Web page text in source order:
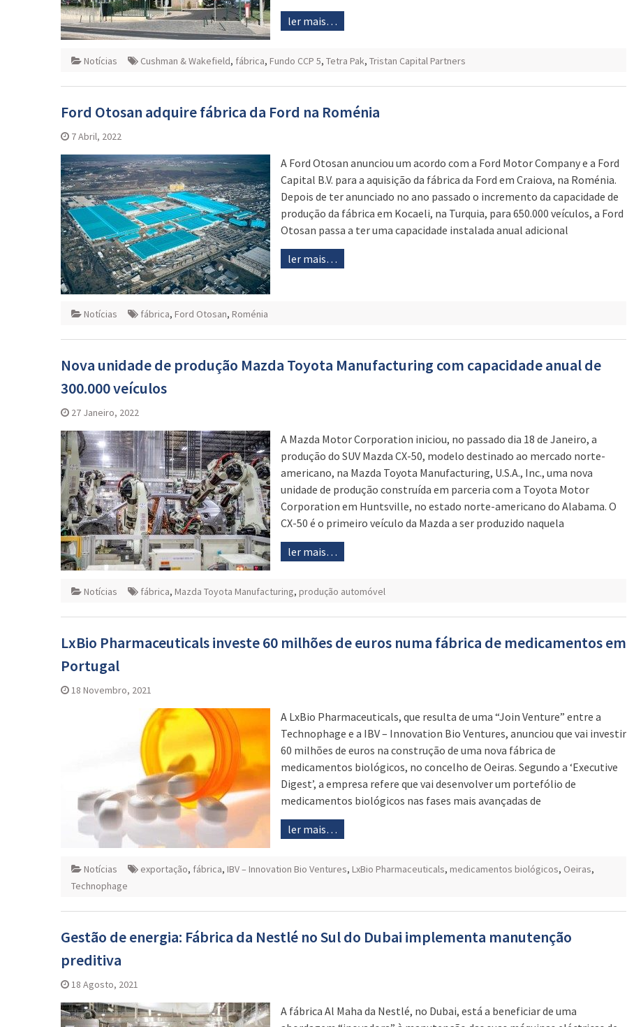
ler mais…
Notícias Cushman & Wakefield, fábrica, Fundo CCP 5, Tetra Pak, Tristan Capital Partners
Ford Otosan adquire fábrica da Ford na Roménia
7 Abril, 2022
A Ford Otosan anunciou um acordo com a Ford Motor Company e a Ford
Capital B.V. para a aquisição da fábrica da Ford em Craiova, na Roménia.
Depois de ter anunciado no ano passado o incremento da capacidade de
produção da fábrica em Kocaeli, na Turquia, para 650.000 veículos, a Ford
Otosan passa a ter uma capacidade instalada anual adicional
ler mais…
Notícias fábrica, Ford Otosan, Roménia
Nova unidade de produção Mazda Toyota Manufacturing com capacidade anual de
300.000 veículos
27 Janeiro, 2022
A Mazda Motor Corporation iniciou, no passado dia 18 de Janeiro, a
produção do SUV Mazda CX-50, modelo destinado ao mercado norte-
americano, na Mazda Toyota Manufacturing, U.S.A., Inc., uma nova
unidade de produção construída em parceria com a Toyota Motor
Corporation em Huntsville, no estado norte-americano do Alabama. O
CX-50 é o primeiro veículo da Mazda a ser produzido naquela
ler mais…
Notícias fábrica, Mazda Toyota Manufacturing, produção automóvel
LxBio Pharmaceuticals investe 60 milhões de euros numa fábrica de medicamentos em
Portugal
18 Novembro, 2021
A LxBio Pharmaceuticals, que resulta de uma “Join Venture” entre a
Technophage e a IBV – Innovation Bio Ventures, anunciou que vai investir
60 milhões de euros na construção de uma nova fábrica de
medicamentos biológicos, no concelho de Oeiras. Segundo a ‘Executive
Digest’, a empresa refere que vai desenvolver um portefólio de
medicamentos biológicos nas fases mais avançadas de
ler mais…
Notícias exportação, fábrica, IBV – Innovation Bio Ventures, LxBio Pharmaceuticals, medicamentos biológicos, Oeiras,
Technophage
Gestão de energia: Fábrica da Nestlé no Sul do Dubai implementa manutenção
preditiva
18 Agosto, 2021
A fábrica Al Maha da Nestlé, no Dubai, está a beneficiar de uma